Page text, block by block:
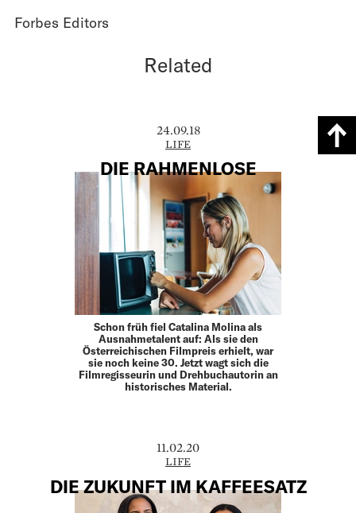
Forbes Editors
Related
24.09.18
LIFE
DIE RAHMENLOSE
Schon früh fiel Catalina Molina als
Ausnahmetalent auf: Als sie den
Österreichischen Filmpreis erhielt, war
sie noch keine 30. Jetzt wagt sich die
Filmregisseurin und Drehbuchautorin an
historisches Material.
11.02.20
LIFE
DIE ZUKUNFT IM KAFFEESATZ